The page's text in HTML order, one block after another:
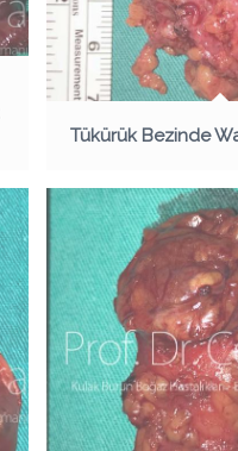
Tükürük Bezinde